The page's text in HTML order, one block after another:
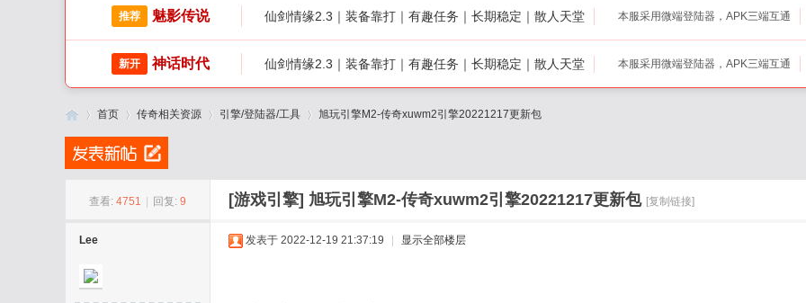
推荐 魅影传说 仙剑情缘2.3｜装备靠打｜有趣任务｜长期稳定｜散人天堂 本服采用微端登陆器，APK三端互通
新开 神话时代 仙剑情缘2.3｜装备靠打｜有趣任务｜长期稳定｜散人天堂 本服采用微端登陆器，APK三端互通
首页 传奇相关资源 引擎/登陆器/工具
›
旭玩引擎M2-传奇xuwm2引擎20221217更新包
查看: 4751 回复: 9 [游戏引擎] 旭玩引擎M2-传奇xuwm2引擎20221217更新包 [复制链接]
Lee 发表于 2022-12-19 21:37:19 显示全部楼层